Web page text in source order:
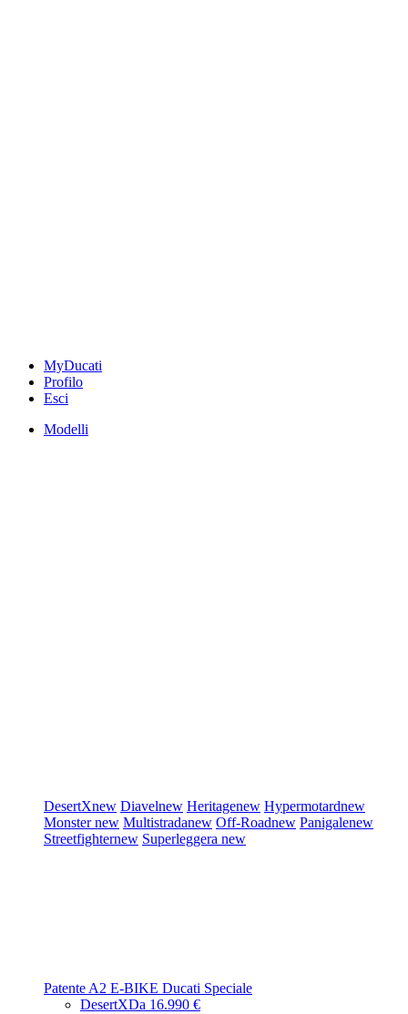
MyDucati
Profilo
Esci
Modelli
DesertXnew Diavelnew Heritagenew Hypermotardnew
Monsternew Multistradanew Off-Roadnew Panigalenew
Streetfighternew Superleggera new
Patente A2 E-BIKE Ducati Speciale
DesertXDa 16.990 €